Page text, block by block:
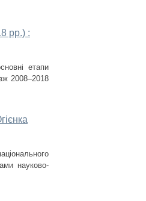
рр.) :
етапи
2008–2018
науково-